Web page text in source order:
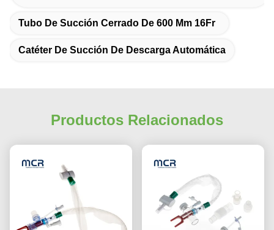
Tubo De Succión Cerrado De 600 Mm 16Fr
Catéter De Succión De Descarga Automática
Productos Relacionados